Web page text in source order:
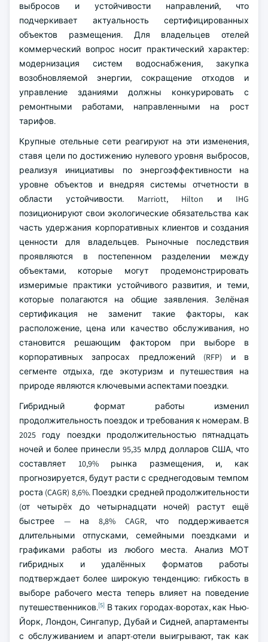
выбросов и устойчивости направлений, что
подчеркивает актуальность сертифицированных
объектов размещения. Для владельцев отелей
коммерческий вопрос носит практический характер:
модернизация систем водоснабжения, закупка
возобновляемой энергии, сокращение отходов и
управление зданиями должны конкурировать с
ремонтными работами, направленными на рост
тарифов.
Крупные отельные сети реагируют на эти изменения,
ставя цели по достижению нулевого уровня выбросов,
реализуя инициативы по энергоэффективности на
уровне объектов и внедряя системы отчетности в
области устойчивости. Marriott, Hilton и IHG
позиционируют свои экологические обязательства как
часть удержания корпоративных клиентов и создания
ценности для владельцев. Рыночные последствия
проявляются в постепенном разделении между
объектами, которые могут продемонстрировать
измеримые практики устойчивого развития, и теми,
которые полагаются на общие заявления. Зелёная
сертификация не заменит такие факторы, как
расположение, цена или качество обслуживания, но
становится решающим фактором при выборе в
корпоративных запросах предложений (RFP) и в
сегменте отдыха, где экотуризм и путешествия на
природе являются ключевыми аспектами поездки.
Гибридный формат работы изменил
продолжительность поездок и требования к номерам. В
2025 году поездки продолжительностью пятнадцать
ночей и более принесли 95,35 млрд долларов США, что
составляет 10,9% рынка размещения, и, как
прогнозируется, будут расти с среднегодовым темпом
роста (CAGR) 8,6%. Поездки средней продолжительности
(от четырёх до четырнадцати ночей) растут ещё
быстрее — на 8,8% CAGR, что поддерживается
длительными отпусками, семейными поездками и
графиками работы из любого места. Анализ МОТ
гибридных и удалённых форматов работы
подтверждает более широкую тенденцию: гибкость в
выборе рабочего места теперь влияет на поведение
путешественников.[5] В таких городах-воротах, как Нью-
Йорк, Лондон, Сингапур, Дубай и Сидней, апартаменты
с обслуживанием и апарт-отели выигрывают, так как